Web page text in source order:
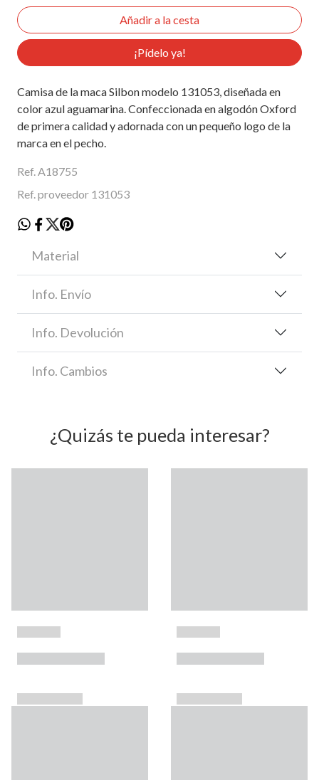
¡Pídelo ya!
Camisa de la maca Silbon modelo 131053, diseñada en
color azul aguamarina. Confeccionada en algodón Oxford
de primera calidad y adornada con un pequeño logo de la
marca en el pecho.
Ref. A18755
Ref. proveedor 131053
Material
Info. Envío
Info. Devolución
Info. Cambios
¿Quizás te pueda interesar?